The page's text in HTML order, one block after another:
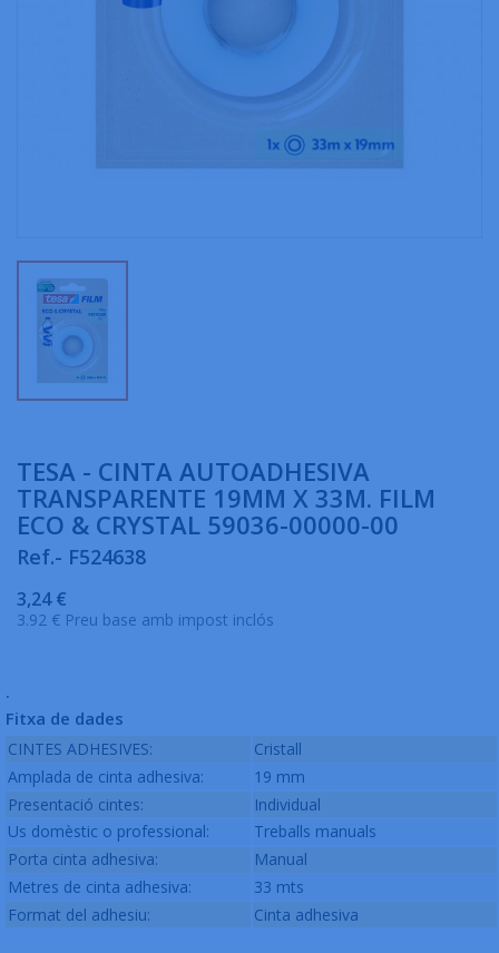
TESA - CINTA AUTOADHESIVA
TRANSPARENTE 19MM X 33M. FILM
ECO & CRYSTAL 59036-00000-00
Ref.- F524638
3,24 €
3.92 € Preu base amb impost inclós
.
Fitxa de dades
CINTES ADHESIVES:
Cristall
Amplada de cinta adhesiva:
19 mm
Presentació cintes:
Individual
Us domèstic o professional:
Treballs manuals
Porta cinta adhesiva:
Manual
Metres de cinta adhesiva:
33 mts
Format del adhesiu:
Cinta adhesiva